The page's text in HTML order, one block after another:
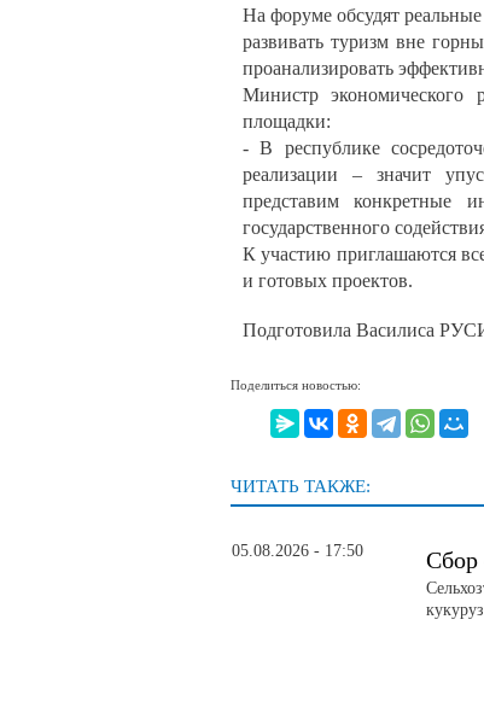
На форуме обсудят
развивать туризм вне
проанализировать
Министр экономического
площадки:
- В республике
реализации – значит
представим конкретные
государственного
К участию приглашаются
и готовых проектов.
Подготовила Василиса
Поделиться новостью:
ЧИТАТЬ ТАКЖЕ:
05.08.2026 - 17:50 Сбор